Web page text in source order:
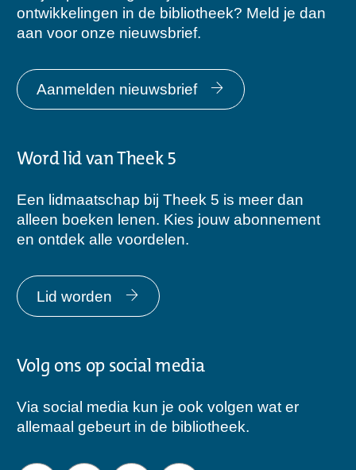
ontwikkelingen in de bibliotheek? Meld je dan
aan voor onze nieuwsbrief.
Aanmelden nieuwsbrief
Word lid van Theek 5
Een lidmaatschap bij Theek 5 is meer dan
alleen boeken lenen. Kies jouw abonnement
en ontdek alle voordelen.
Lid worden
Volg ons op social media
Via social media kun je ook volgen wat er
allemaal gebeurt in de bibliotheek.